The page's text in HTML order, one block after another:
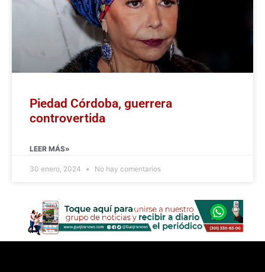
Piedad Córdoba, guerrera
controvertida
LEER MÁS»
30 enero, 2024 No hay comentarios